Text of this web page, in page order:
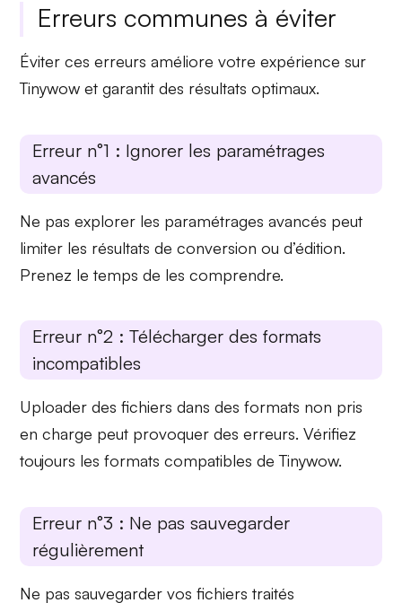
Erreurs communes à éviter
Éviter ces erreurs améliore votre expérience sur
Tinywow et garantit des résultats optimaux.
Erreur n°1 : Ignorer les paramétrages
avancés
Ne pas explorer les paramétrages avancés peut
limiter les résultats de conversion ou d’édition.
Prenez le temps de les comprendre.
Erreur n°2 : Télécharger des formats
incompatibles
Uploader des fichiers dans des formats non pris
en charge peut provoquer des erreurs. Vérifiez
toujours les formats compatibles de Tinywow.
Erreur n°3 : Ne pas sauvegarder
régulièrement
Ne pas sauvegarder vos fichierstraités